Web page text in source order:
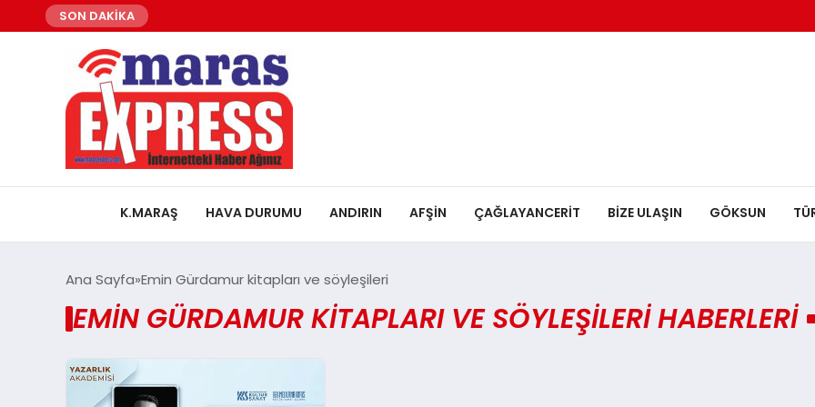
SON DAKİKA
K.MARAŞ HAVA DURUMU ANDIRIN AFŞİN ÇAĞLAYANCERİT BİZE ULAŞIN GÖKSUN
Ana Sayfa Emin Gürdamur kitapları ve söyleşileri
EMIN GÜRDAMUR KITAPLARI VE SÖYLEŞILERI HABERLERI